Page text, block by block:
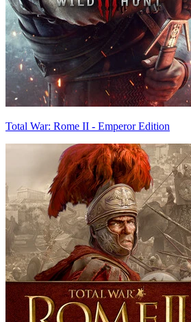
Total War: Rome II - Emperor Edition